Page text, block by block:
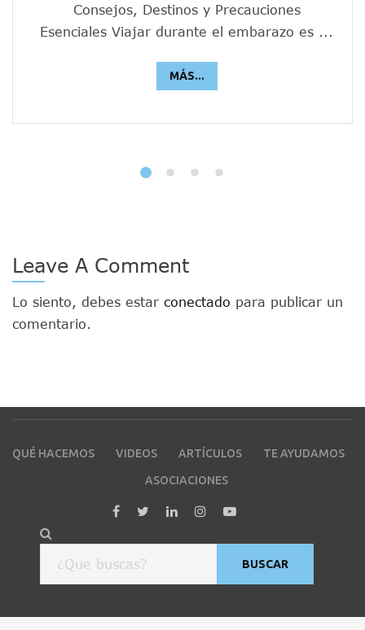
Consejos, Destinos y Precauciones
Esenciales Viajar durante el embarazo es ...
MÁS...
Leave A Comment
Lo siento, debes estar conectado para publicar un
comentario.
QUÉ HACEMOS VIDEOS ARTÍCULOS TE AYUDAMOS
ASOCIACIONES
BUSCAR